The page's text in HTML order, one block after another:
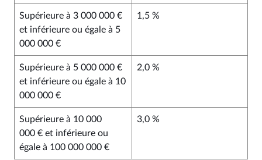
Supérieure à 3 000 000 €
et inférieure ou égale à 5
000 000 €
1,5 %
Supérieure à 5 000 000 €
et inférieure ou égale à 10
000 000 €
2,0 %
Supérieure à 10 000
000 € et inférieure ou
égale à 100 000 000 €
3,0 %